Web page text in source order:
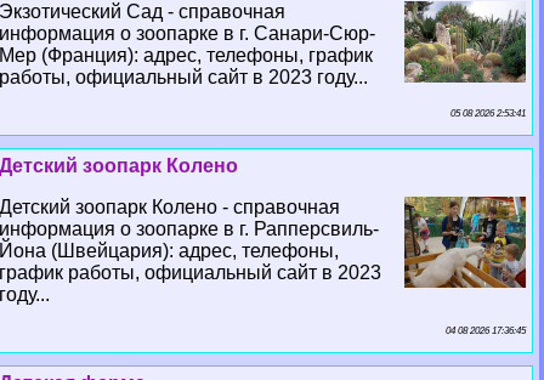
Экзотический Сад - справочная
информация о зоопарке в г. Санари-Сюр-
Мер (Франция): адрес, телефоны, график
работы, официальный сайт в 2023 году...
05 08 2026 2:53:41
Детский зоопарк Колено
Детский зоопарк Колено - справочная
информация о зоопарке в г. Рапперсвиль-
Йона (Швейцария): адрес, телефоны,
график работы, официальный сайт в 2023
году...
04 08 2026 17:36:45